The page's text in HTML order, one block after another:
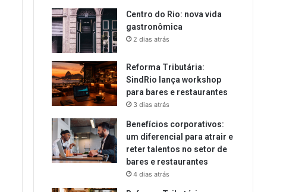
Centro do Rio: nova vida
gastronômica
2 dias atrás
Reforma Tributária:
SindRio lança workshop
para bares e restaurantes
3 dias atrás
Benefícios corporativos:
um diferencial para atrair e
reter talentos no setor de
bares e restaurantes
4 dias atrás